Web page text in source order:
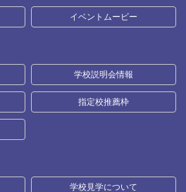
イベントムービー
学校説明会情報
指定校推薦枠
学校見学について